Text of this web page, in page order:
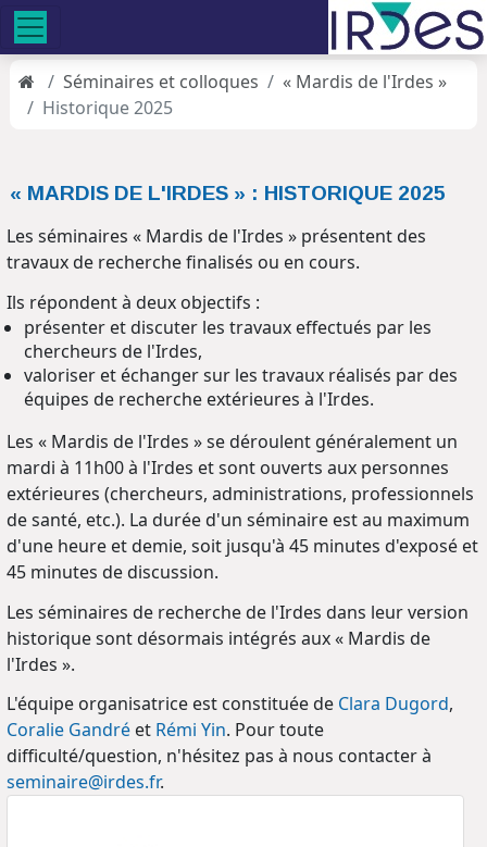
Séminaires et colloques
« Mardis de l'Irdes »
Historique 2025
« MARDIS DE L'IRDES » : HISTORIQUE 2025
Les séminaires « Mardis de l'Irdes » présentent des
travaux de recherche finalisés ou en cours.
Ils répondent à deux objectifs :
présenter et discuter les travaux effectués par les
chercheurs de l'Irdes,
valoriser et échanger sur les travaux réalisés par des
équipes de recherche extérieures à l'Irdes.
Les « Mardis de l'Irdes » se déroulent généralement un
mardi à 11h00 à l'Irdes et sont ouverts aux personnes
extérieures (chercheurs, administrations, professionnels
de santé, etc.). La durée d'un séminaire est au maximum
d'une heure et demie, soit jusqu'à 45 minutes d'exposé et
45 minutes de discussion.
Les séminaires de recherche de l'Irdes dans leur version
historique sont désormais intégrés aux « Mardis de
l'Irdes ».
L'équipe organisatrice est constituée de Clara Dugord,
Coralie Gandré et Rémi Yin. Pour toute
difficulté/question, n'hésitez pas à nous contacter à
seminaire@irdes.fr.